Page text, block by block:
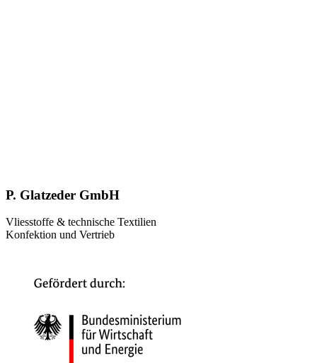
P. Glatzeder GmbH
Vliesstoffe & technische Textilien
Konfektion und Vertrieb